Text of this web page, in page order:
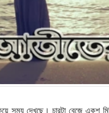
সময় দেখছে। চারটা বেজে